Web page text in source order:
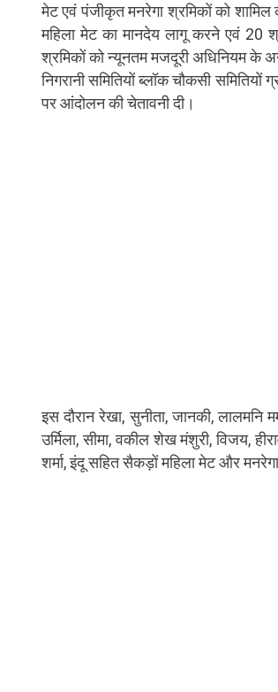
मेट एवं पंजीकृत मनरेगा श्रमिकों को शामिल
महिला मेट का मानदेय लागू करने एवं 20
श्रमिकों को न्यूनतम मजदूरी अधिनियम के
निगरानी समितियों ब्लॉक चौकसी समितियों
पर आंदोलन की चेतावनी दी।
इस दौरान रेखा, सुनीता, जानकी, लालमनि
उर्मिला, सीमा, वकील शेख मंशुरी, विजय,
शर्मा, इंदू सहित सैकड़ों महिला मेट और